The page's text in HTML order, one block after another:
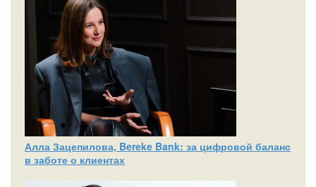
Алла Зацепилова, Bereke Bank: за цифровой баланс
в заботе о клиентах